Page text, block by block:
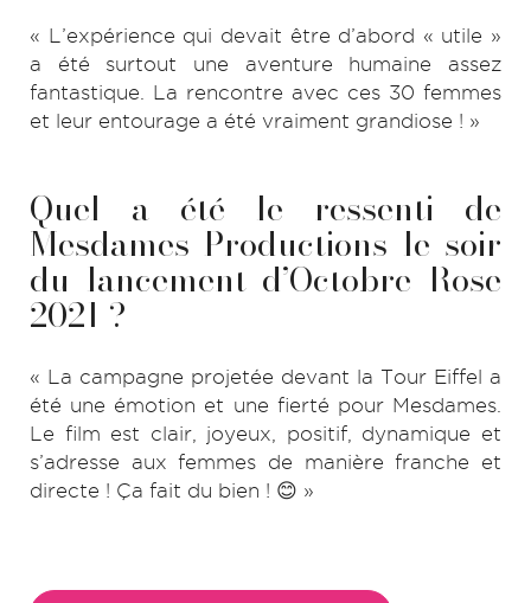
« L’expérience qui devait être d’abord « utile »
a été surtout une aventure humaine assez
fantastique. La rencontre avec ces 30 femmes
et leur entourage a été vraiment grandiose ! »
Quel a été le ressenti de
Mesdames Productions le soir
du lancement d’Octobre Rose
2021 ?
« La campagne projetée devant la Tour Eiffel a
été une émotion et une fierté pour Mesdames.
Le film est clair, joyeux, positif, dynamique et
s’adresse aux femmes de manière franche et
directe ! Ça fait du bien ! 😊 »